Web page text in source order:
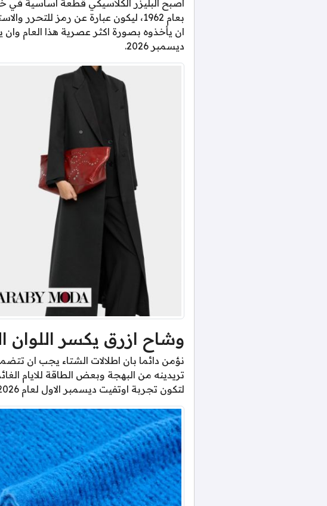
أصبح البليزر الكلاسيكي قطعة أساسية في
بعام 1962، ليكون عبارة عن رمز
ان يأخذوه بصورة اكثر عصرية هذا العام
ديسمبر 2026.
وشاح ازرق يكسر اللوان
نؤمن دائما بان اطلالات الشتاء يجب ان
تريدينه من البهجة وبعض الطاقة للايام
لتكون تجربة اوتفيت ديسمبر الاول لعام 2026 اكثر غنى وجمالا.